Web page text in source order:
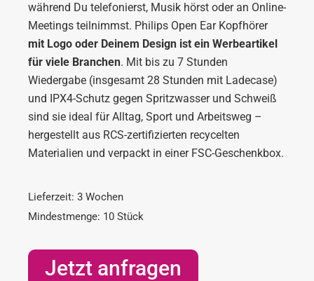
während Du telefonierst, Musik hörst oder an Online-
Meetings teilnimmst. Philips Open Ear Kopfhörer
mit Logo oder Deinem Design ist ein Werbeartikel
für viele Branchen. Mit bis zu 7 Stunden
Wiedergabe (insgesamt 28 Stunden mit Ladecase)
und IPX4-Schutz gegen Spritzwasser und Schweiß
sind sie ideal für Alltag, Sport und Arbeitsweg –
hergestellt aus RCS-zertifizierten recycelten
Materialien und verpackt in einer FSC-Geschenkbox.
Lieferzeit: 3 Wochen
Mindestmenge: 10 Stück
Jetzt anfragen